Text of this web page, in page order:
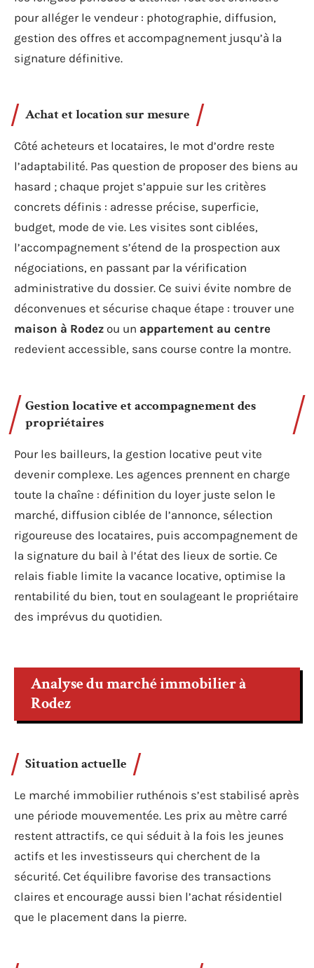
pour alléger le vendeur : photographie, diffusion,
gestion des offres et accompagnement jusqu’à la
signature définitive.
Achat et location sur mesure
Côté acheteurs et locataires, le mot d’ordre reste
l’adaptabilité. Pas question de proposer des biens au
hasard ; chaque projet s’appuie sur les critères
concrets définis : adresse précise, superficie,
budget, mode de vie. Les visites sont ciblées,
l’accompagnement s’étend de la prospection aux
négociations, en passant par la vérification
administrative du dossier. Ce suivi évite nombre de
déconvenues et sécurise chaque étape : trouver une
maison à Rodez ou un appartement au centre
redevient accessible, sans course contre la montre.
Gestion locative et accompagnement des
propriétaires
Pour les bailleurs, la gestion locative peut vite
devenir complexe. Les agences prennent en charge
toute la chaîne : définition du loyer juste selon le
marché, diffusion ciblée de l’annonce, sélection
rigoureuse des locataires, puis accompagnement de
la signature du bail à l’état des lieux de sortie. Ce
relais fiable limite la vacance locative, optimise la
rentabilité du bien, tout en soulageant le propriétaire
des imprévus du quotidien.
Analyse du marché immobilier à
Rodez
Situation actuelle
Le marché immobilier ruthénois s’est stabilisé après
une période mouvementée. Les prix au mètre carré
restent attractifs, ce qui séduit à la fois les jeunes
actifs et les investisseurs qui cherchent de la
sécurité. Cet équilibre favorise des transactions
claires et encourage aussi bien l’achat résidentiel
que le placement dans la pierre.